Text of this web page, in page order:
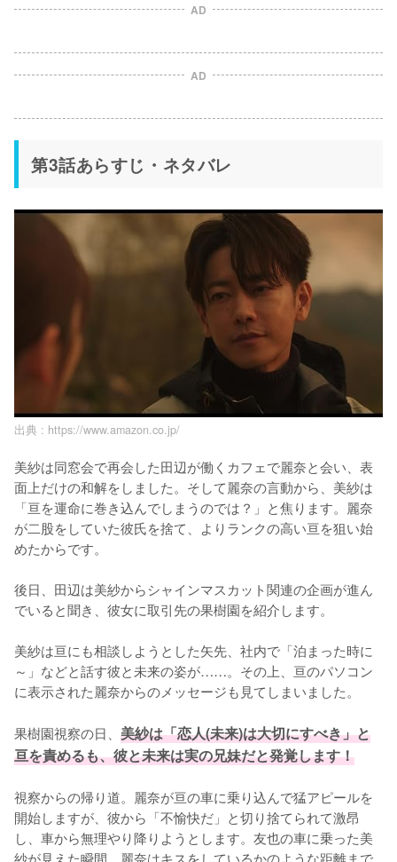
AD
AD
第3話あらすじ・ネタバレ
出典 : https://www.amazon.co.jp/
美紗は同窓会で再会した田辺が働くカフェで麗奈と会い、表
面上だけの和解をしました。そして麗奈の言動から、美紗は
「亘を運命に巻き込んでしまうのでは？」と焦ります。麗奈
が二股をしていた彼氏を捨て、よりランクの高い亘を狙い始
めたからです。
後日、田辺は美紗からシャインマスカット関連の企画が進ん
でいると聞き、彼女に取引先の果樹園を紹介します。
美紗は亘にも相談しようとした矢先、社内で「泊まった時に
～」などと話す彼と未来の姿が……。その上、亘のパソコン
に表示された麗奈からのメッセージも見てしまいました。
果樹園視察の日、 美紗は「恋人(未来)は大切にすべき」と
亘を責めるも、彼と未来は実の兄妹だと発覚します！
視察からの帰り道。麗奈が亘の車に乗り込んで猛アピールを
開始しますが、彼から「不愉快だ」と切り捨てられて激昂
し、車から無理やり降りようとします。友也の車に乗った美
紗が見えた瞬間、麗奈はキスをしているかのような距離まで